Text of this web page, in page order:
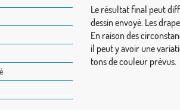
Le résultat final peut
dessin envoyé. Les
En raison des
il peut y avoir une
tons de couleur prévus.